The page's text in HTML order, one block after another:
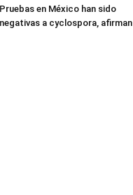
Pruebas en México han sido
negativas a cyclospora, afirman